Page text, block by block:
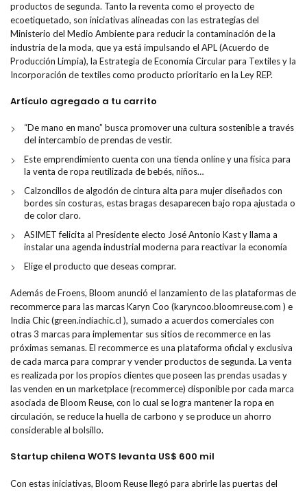
productos de segunda. Tanto la reventa como el proyecto de
ecoetiquetado, son iniciativas alineadas con las estrategias del
Ministerio del Medio Ambiente para reducir la contaminación de la
industria de la moda, que ya está impulsando el APL (Acuerdo de
Producción Limpia), la Estrategia de Economía Circular para Textiles y la
Incorporación de textiles como producto prioritario en la Ley REP.
Artículo agregado a tu carrito
“De mano en mano” busca promover una cultura sostenible a través
del intercambio de prendas de vestir.
Este emprendimiento cuenta con una tienda online y una física para
la venta de ropa reutilizada de bebés, niños…
Calzoncillos de algodón de cintura alta para mujer diseñados con
bordes sin costuras, estas bragas desaparecen bajo ropa ajustada o
de color claro.
ASIMET felicita al Presidente electo José Antonio Kast y llama a
instalar una agenda industrial moderna para reactivar la economía
Elige el producto que deseas comprar.
Además de Froens, Bloom anunció el lanzamiento de las plataformas de
recommerce para las marcas Karyn Coo (karyncoo.bloomreuse.com ) e
India Chic (green.indiachic.cl ), sumado a acuerdos comerciales con
otras 3 marcas para implementar sus sitios de recommerce en las
próximas semanas. El recommerce es una plataforma oficial y exclusiva
de cada marca para comprar y vender productos de segunda. La venta
es realizada por los propios clientes que poseen las prendas usadas y
las venden en un marketplace (recommerce) disponible por cada marca
asociada de Bloom Reuse, con lo cual se logra mantener la ropa en
circulación, se reduce la huella de carbono y se produce un ahorro
considerable al bolsillo.
Startup chilena WOTS levanta US$ 600 mil
Con estas iniciativas, Bloom Reuse llegó para abrirle las puertas del